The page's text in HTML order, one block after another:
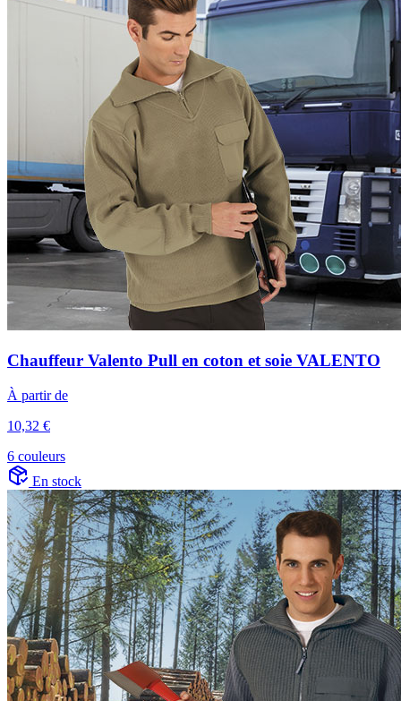
Chauffeur Valento Pull en coton et soie VALENTO
À partir de
10,32 €
6 couleurs
En stock